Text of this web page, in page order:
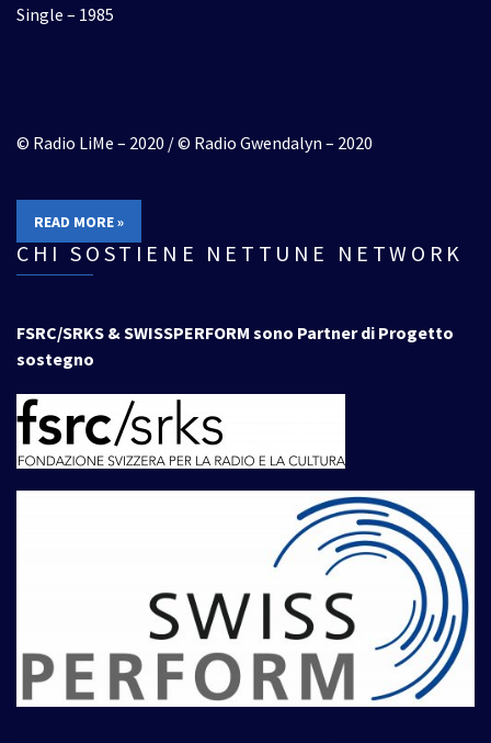
Single – 1985
© Radio LiMe – 2020 / © Radio Gwendalyn – 2020
READ MORE »
CHI SOSTIENE NETTUNE NETWORK
FSRC/SRKS & SWISSPERFORM sono Partner di Progetto
sostegno